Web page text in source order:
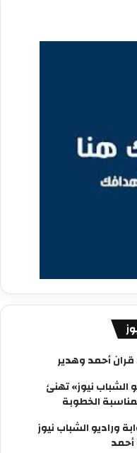
أحمد وهدير
الشباب نيوز» تهنئ
الخطوبة
وراديو الشباب نيوز
أحمد